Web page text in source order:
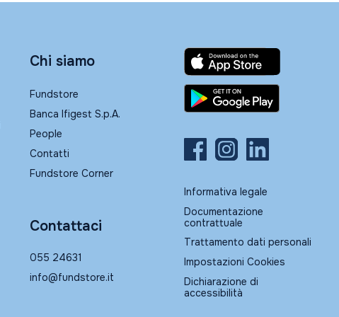
Chi siamo
Fundstore
Banca Ifigest S.p.A.
People
Contatti
Fundstore Corner
Contattaci
055 24631
info@fundstore.it
Informativa legale
Documentazione
contrattuale
Trattamento dati personali
Impostazioni Cookies
Dichiarazione di
accessibilità